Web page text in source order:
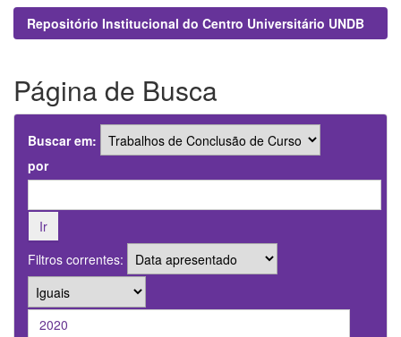
Repositório Institucional do Centro Universitário UNDB
Página de Busca
Buscar em:
por
Filtros correntes: